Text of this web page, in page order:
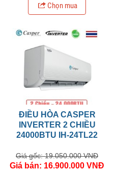
Chọn mua
ĐIỀU HÒA CASPER
INVERTER 2 CHIỀU
24000BTU IH-24TL22
Giá gốc: 19.050.000 VNĐ
Giá bán: 16.900.000 VNĐ